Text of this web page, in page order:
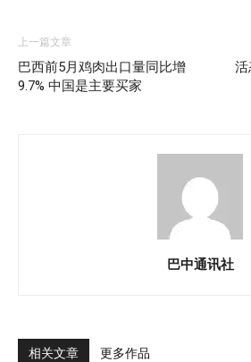
上一篇文章
巴西前5月鸡肉出口量同比增
9.7% 中国是主要买家
活
巴中通讯社
相关文章 更多作品